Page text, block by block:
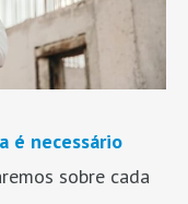
é necessário
sobre cada